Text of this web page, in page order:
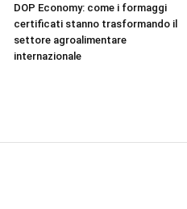
DOP Economy: come i formaggi
certificati stanno trasformando il
settore agroalimentare
internazionale